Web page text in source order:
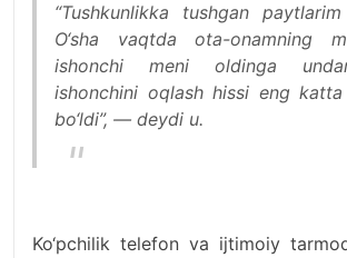
“Tushkunlikka tushgan paytlarim
O‘sha vaqtda ota-onamning
ishonchi meni oldinga
ishonchini oqlash hissi eng
bo‘ldi”, — deydi u.
Ko‘pchilik telefon va ijtimoiy